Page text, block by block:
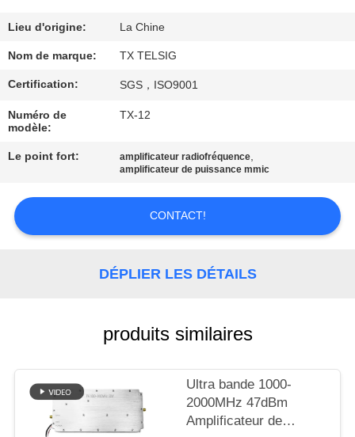
QUALITÉ
CONTACTEZ-
NOUS
NOUVELLES
BLOGUE
DEMANDEZ
PLAN
DU
SITE
Lieu d'origine: La Chine
Nom de marque: TX TELSIG
Certification: SGS，ISO9001
Numéro de
modèle:
TX-12
Le point fort: amplificateur radiofréquence,
amplificateur de puissance mmic
CONTACT!
DÉPLIER LES DÉTAILS
produits similaires
Ultra bande 1000-
2000MHz 47dBm
Amplificateur de